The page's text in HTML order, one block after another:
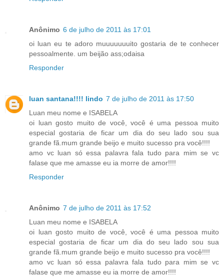
Anônimo 6 de julho de 2011 às 17:01
oi luan eu te adoro muuuuuuuito gostaria de te conhecer
pessoalmente. um beijão ass;odaisa
Responder
luan santana!!!! lindo 7 de julho de 2011 às 17:50
Luan meu nome e ISABELA
oi luan gosto muito de você, você é uma pessoa muito
especial gostaria de ficar um dia do seu lado sou sua
grande fã.mum grande beijo e muito sucesso pra você!!!!
amo vc luan só essa palavra fala tudo para mim se vc
falase que me amasse eu ia morre de amor!!!!
Responder
Anônimo 7 de julho de 2011 às 17:52
Luan meu nome e ISABELA
oi luan gosto muito de você, você é uma pessoa muito
especial gostaria de ficar um dia do seu lado sou sua
grande fã.mum grande beijo e muito sucesso pra você!!!!
amo vc luan só essa palavra fala tudo para mim se vc
falase que me amasse eu ia morre de amor!!!!